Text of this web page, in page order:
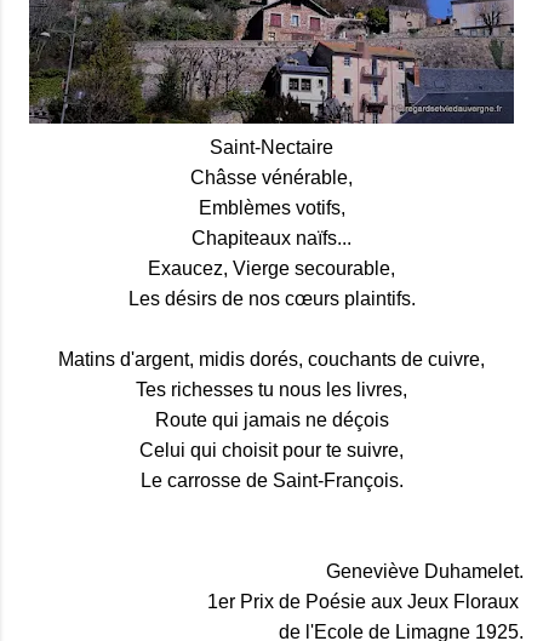
Saint-Nectaire
Châsse vénérable,
Emblèmes votifs,
Chapiteaux naïfs...
Exaucez, Vierge secourable,
Les désirs de nos cœurs plaintifs.
Matins d'argent, midis dorés, couchants de cuivre,
Tes richesses tu nous les livres,
Route qui jamais ne déçois
Celui qui choisit pour te suivre,
Le carrosse de Saint-François.
Geneviève Duhamelet.
1er Prix de Poésie aux Jeux Floraux
de l'Ecole de Limagne 1925.